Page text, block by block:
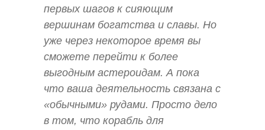
первых шагов к сияющим
вершинам богатства и славы. Но
уже через некоторое время вы
сможете перейти к более
выгодным астероидам. А пока
что ваша деятельность связана с
«обычными» рудами. Просто дело
в том, что корабль для